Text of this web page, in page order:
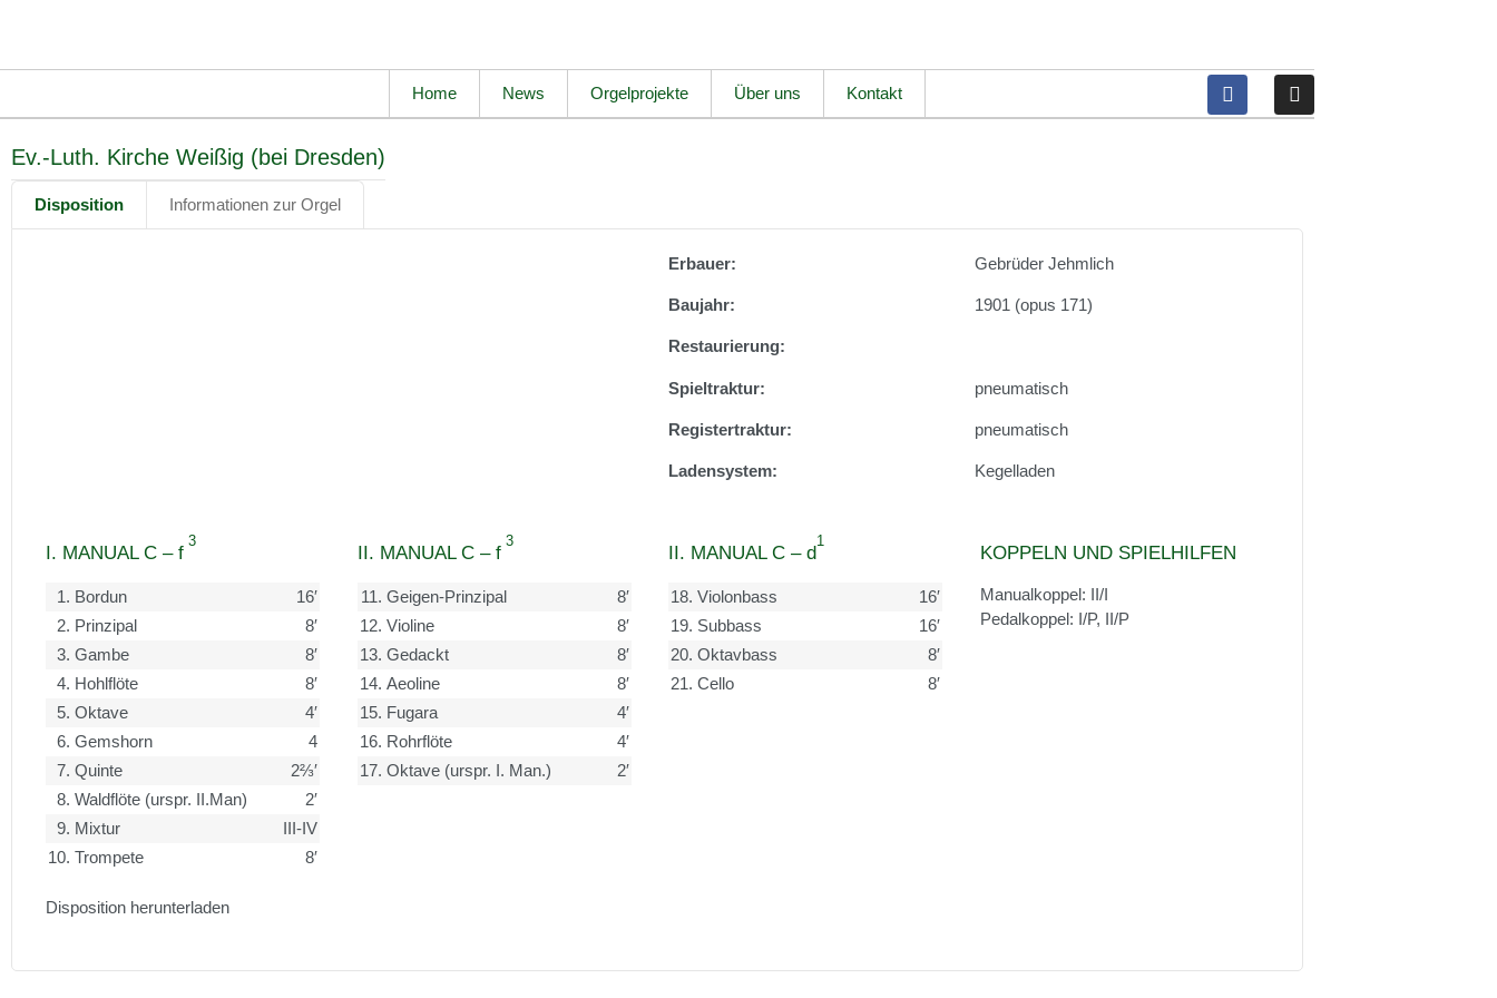
Home News Orgelprojekte Über uns Kontakt
Ev.-Luth. Kirche Weißig (bei Dresden)
Disposition Informationen zur Orgel
Erbauer: Gebrüder Jehmlich
Baujahr: 1901 (opus 171)
Restaurierung:
Spieltraktur: pneumatisch
Registertraktur: pneumatisch
Ladensystem: Kegelladen
I. MANUAL C – f
3
1. Bordun
16′
2. Prinzipal
8′
3. Gambe
8′
4. Hohlflöte
8′
5. Oktave
4′
6. Gemshorn
4
7. Quinte
2⅔′
8. Waldflöte (urspr. II.Man)
2′
9. Mixtur
III-IV
10. Trompete 8′
II. MANUAL C – f
3
11. Geigen-Prinzipal
8′
12. Violine
8′
13. Gedackt
8′
14. Aeoline
8′
15. Fugara
4′
16. Rohrflöte
4′
17. Oktave (urspr. I. Man.) 2′
II. MANUAL C – d
1
18. Violonbass
16′
19. Subbass
16′
20. Oktavbass
8′
21. Cello 8′
KOPPELN UND SPIELHILFEN
Manualkoppel: II/I
Pedalkoppel: I/P, II/P
Disposition herunterladen